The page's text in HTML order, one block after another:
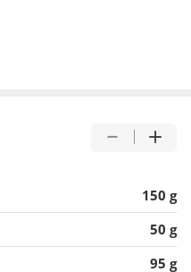
150 g
50 g
95 g